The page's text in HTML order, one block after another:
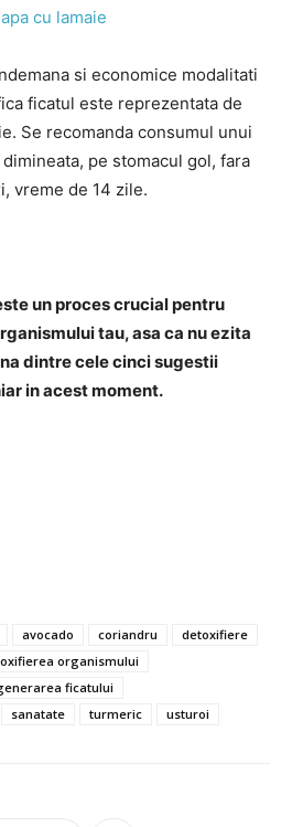
si economice modalitati
ficatul este reprezentata de
Se recomanda consumul unui
pe stomacul gol, fara
vreme de 14 zile.
un proces crucial pentru
tau, asa ca nu ezita
dintre cele cinci sugestii
in acest moment.
avocado coriandru
detoxifiere
organismului
ficatului
sanatate turmeric usturoi